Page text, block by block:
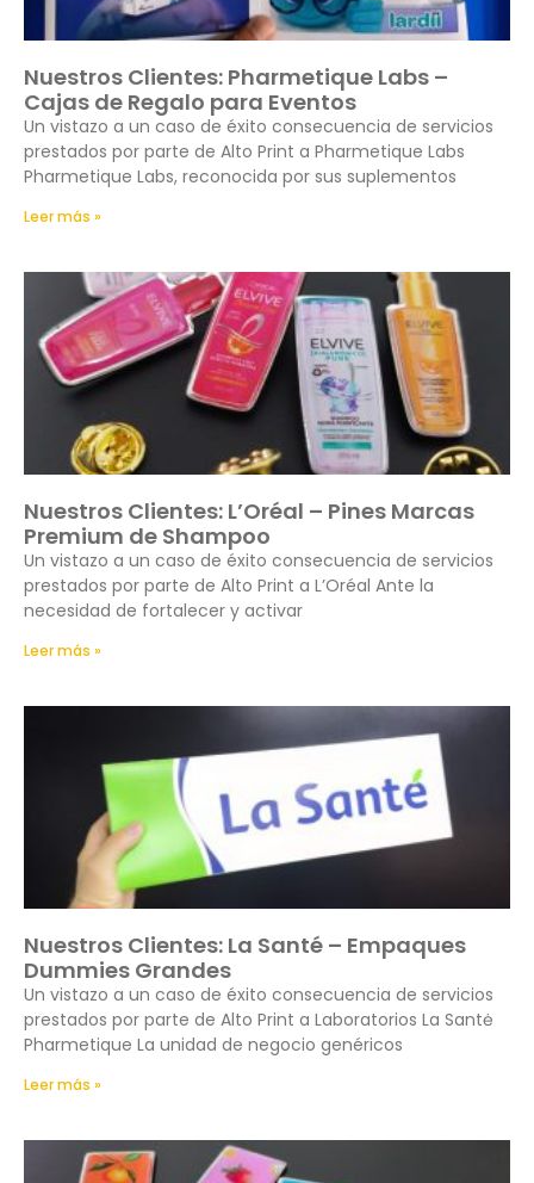
Nuestros Clientes: Pharmetique Labs –
Cajas de Regalo para Eventos
Un vistazo a un caso de éxito consecuencia de servicios
prestados por parte de Alto Print a Pharmetique Labs
Pharmetique Labs, reconocida por sus suplementos
Leer más »
Nuestros Clientes: L’Oréal – Pines Marcas
Premium de Shampoo
Un vistazo a un caso de éxito consecuencia de servicios
prestados por parte de Alto Print a L’Oréal Ante la
necesidad de fortalecer y activar
Leer más »
Nuestros Clientes: La Santé – Empaques
Dummies Grandes
Un vistazo a un caso de éxito consecuencia de servicios
prestados por parte de Alto Print a Laboratorios La Santė
Pharmetique La unidad de negocio genéricos
Leer más »